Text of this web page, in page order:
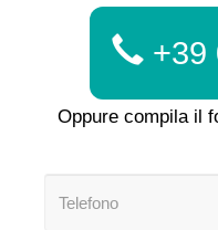
+39
Oppure compila il